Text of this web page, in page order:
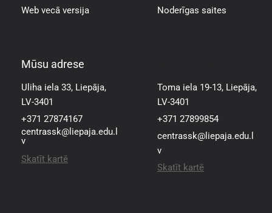
Web vecā versija
Noderīgas saites
Mūsu adrese
Uliha iela 33, Liepāja,
LV-3401
+371 27874167
centrassk@liepaja.edu.l
v
Skatīt kartē
Toma iela 19-13, Liepāja,
LV-3401
+371 27899854
centrassk@liepaja.edu.l
v
Skatīt kartē